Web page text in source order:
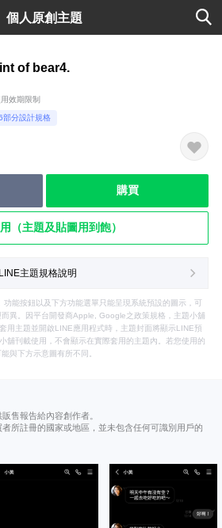
個人原創主題
of bear4.
效期限制
部分設計規格
購買
（主題及貼圖用到飽）
主題規格說明
能按鈕以及下方功能選單只能呈現系統預設的圖示，可
異。因平台開發商Apple, Google之政策規格，主題小舖
用主題並開啟LINE應用程式時，主題封面將顯示LINE預
舖刊載使用，不會顯示在實際套用的主題內。若您使用的
與下方示意圖有所不同。
售報告給內容創作者。
所註冊的國家或地區，並未包含任何可識別用戶的